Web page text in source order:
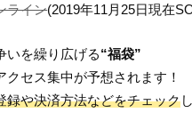
ライン(2019年11月25日現在
いを繰り広げる“福袋”
クセス集中が予想されます！
録や決済方法などをチェック